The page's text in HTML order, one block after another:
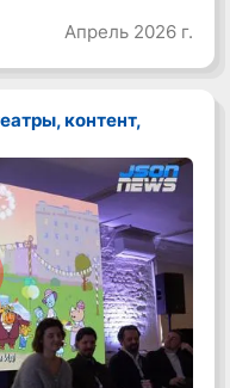
Апрель 2026 г.